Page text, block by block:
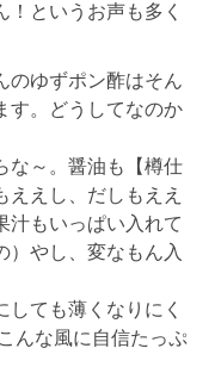
というお声も多く
のゆずポン酢はそん
す。どうしてなのか
な～。醤油も【樽仕
えし、だしもええ
汁もいっぱい入れて
）やし、変なもん入
ても薄くなりにく
んな風に自信たっぷ